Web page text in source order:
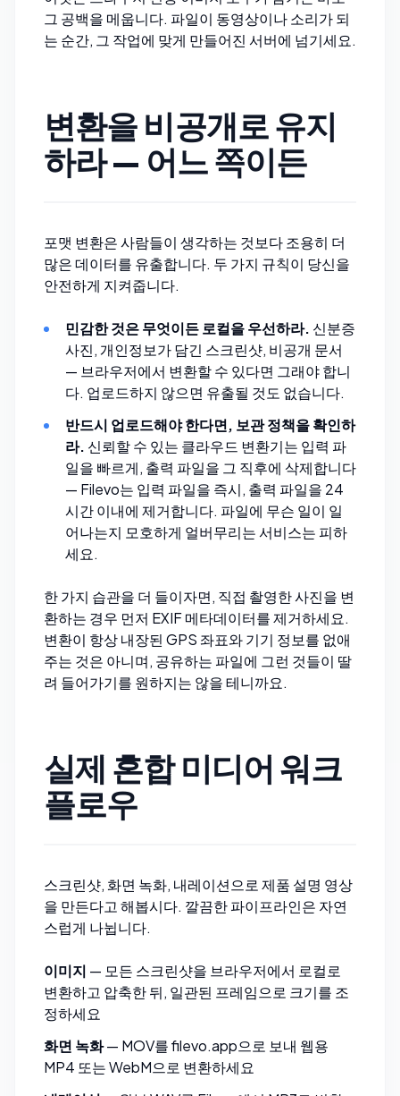
그 공백을 메웁니다. 파일이 동영상이나 소리가 되
는 순간, 그 작업에 맞게 만들어진 서버에 넘기세요.
변환을 비공개로 유지
하라 — 어느 쪽이든
포맷 변환은 사람들이 생각하는 것보다 조용히 더
많은 데이터를 유출합니다. 두 가지 규칙이 당신을
안전하게 지켜줍니다.
민감한 것은 무엇이든 로컬을 우선하라. 신분증
사진, 개인정보가 담긴 스크린샷, 비공개 문서
— 브라우저에서 변환할 수 있다면 그래야 합니
다. 업로드하지 않으면 유출될 것도 없습니다.
반드시 업로드해야 한다면, 보관 정책을 확인하
라. 신뢰할 수 있는 클라우드 변환기는 입력 파
일을 빠르게, 출력 파일을 그 직후에 삭제합니다
— Filevo는 입력 파일을 즉시, 출력 파일을 24
시간 이내에 제거합니다. 파일에 무슨 일이 일
어나는지 모호하게 얼버무리는 서비스는 피하
세요.
한 가지 습관을 더 들이자면, 직접 촬영한 사진을 변
환하는 경우 먼저 EXIF 메타데이터를 제거하세요.
변환이 항상 내장된 GPS 좌표와 기기 정보를 없애
주는 것은 아니며, 공유하는 파일에 그런 것들이 딸
려 들어가기를 원하지는 않을 테니까요.
실제 혼합 미디어 워크
플로우
스크린샷, 화면 녹화, 내레이션으로 제품 설명 영상
을 만든다고 해봅시다. 깔끔한 파이프라인은 자연
스럽게 나뉩니다.
이미지 — 모든 스크린샷을 브라우저에서 로컬로
변환하고 압축한 뒤, 일관된 프레임으로 크기를 조
정하세요
화면 녹화— MOV를filevo.app으로 보내 웹용
MP4 또는 WebM으로 변환하세요